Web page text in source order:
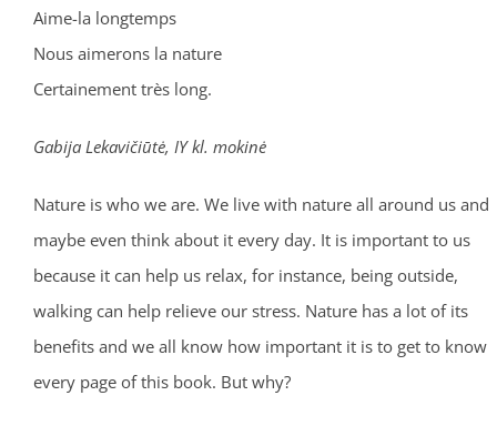
Aime-la longtemps
Nous aimerons la nature
Certainement très long.
Gabija Lekavičiūtė, IY kl. mokinė
Nature is who we are. We live with nature all around us and
maybe even think about it every day. It is important to us
because it can help us relax, for instance, being outside,
walking can help relieve our stress. Nature has a lot of its
benefits and we all know how important it is to get to know
every page of this book. But why?